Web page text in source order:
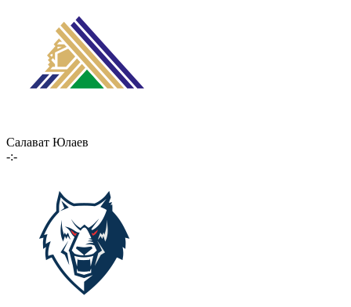
Салават Юлаев
-:-